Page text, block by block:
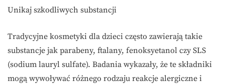
Unikaj szkodliwych substancji
Tradycyjne kosmetyki dla dzieci często zawierają takie
substancje jak parabeny, ftalany, fenoksyetanol czy SLS
(sodium lauryl sulfate). Badania wykazały, że te składniki
mogą wywoływać różnego rodzaju reakcje alergiczne i